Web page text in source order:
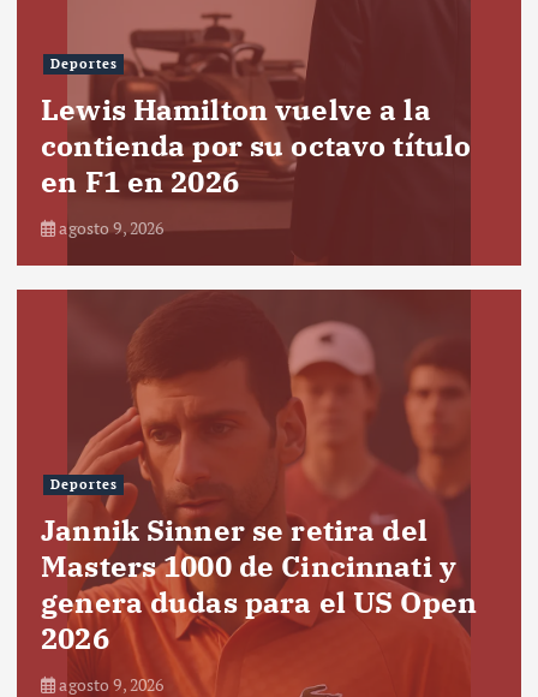
Deportes
Lewis Hamilton vuelve a la
contienda por su octavo título
en F1 en 2026
agosto 9, 2026
Deportes
Jannik Sinner se retira del
Masters 1000 de Cincinnati y
genera dudas para el US Open
2026
agosto 9, 2026